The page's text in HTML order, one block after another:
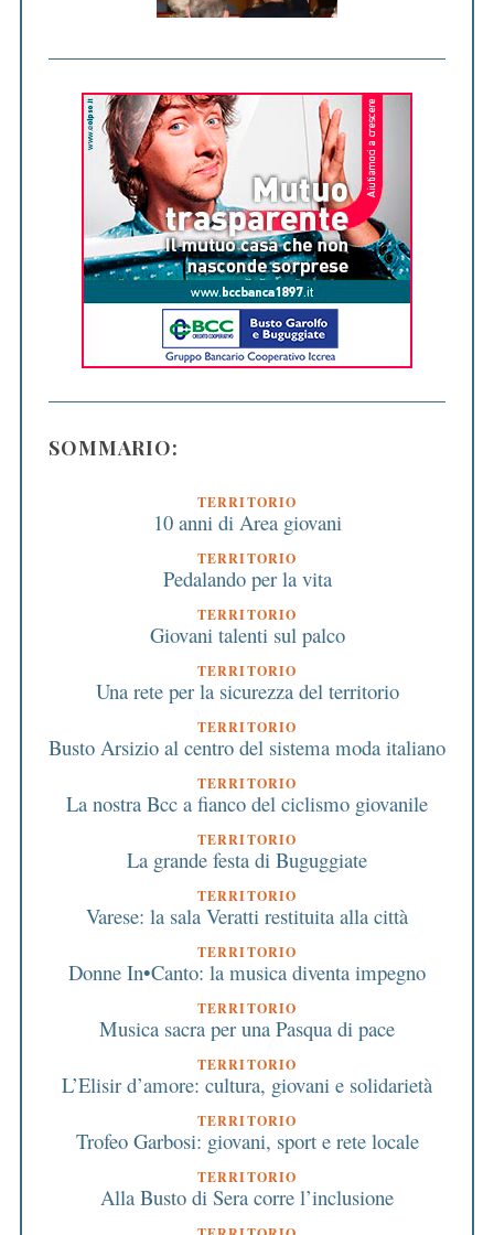
SOMMARIO:
TERRITORIO
10 anni di Area giovani
TERRITORIO
Pedalando per la vita
TERRITORIO
Giovani talenti sul palco
TERRITORIO
Una rete per la sicurezza del territorio
TERRITORIO
Busto Arsizio al centro del sistema moda italiano
TERRITORIO
La nostra Bcc a fianco del ciclismo giovanile
TERRITORIO
La grande festa di Buguggiate
TERRITORIO
Varese: la sala Veratti restituita alla città
TERRITORIO
Donne In•Canto: la musica diventa impegno
TERRITORIO
Musica sacra per una Pasqua di pace
TERRITORIO
L’Elisir d’amore: cultura, giovani e solidarietà
TERRITORIO
Trofeo Garbosi: giovani, sport e rete locale
TERRITORIO
Alla Busto di Sera corre l’inclusione